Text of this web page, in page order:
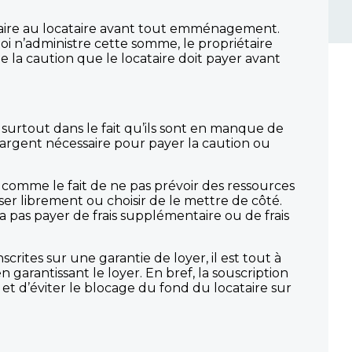
au locataire avant tout emménagement.
n’administre cette somme, le propriétaire
la caution que le locataire doit payer avant
dans le fait qu’ils sont en manque de
nécessaire pour payer la caution ou
le fait de ne pas prévoir des ressources
librement ou choisir de le mettre de côté.
payer de frais supplémentaire ou de frais
sur une garantie de loyer, il est tout à
le loyer. En bref, la souscription
d’éviter le blocage du fond du locataire sur